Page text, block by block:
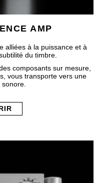
AMP
alliées à la puissance et à
du timbre.
composants sur mesure,
vous transporte vers une